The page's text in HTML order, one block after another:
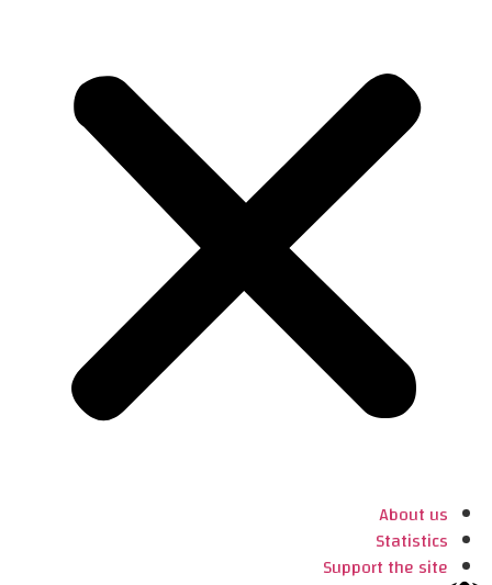
About us
Statistics
Support the site